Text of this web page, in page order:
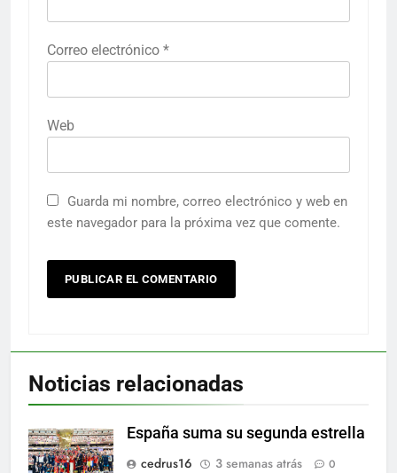
Correo electrónico *
Web
Guarda mi nombre, correo electrónico y web en
este navegador para la próxima vez que comente.
Noticias relacionadas
España suma su segunda estrella
cedrus16
3 semanas atrás 0